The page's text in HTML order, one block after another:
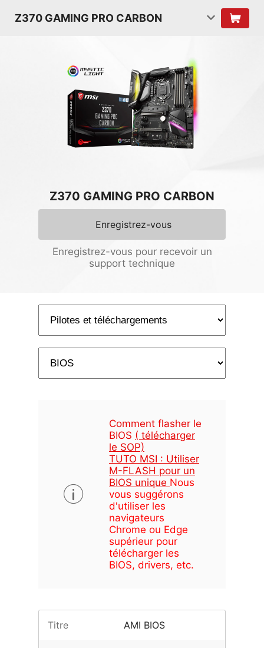
Z370 GAMING PRO CARBON
Z370 GAMING PRO CARBON
Enregistrez-vous
Enregistrez-vous pour recevoir un
support technique
Comment flasher le
BIOS ( télécharger
le SOP)
TUTO MSI : Utiliser
M-FLASH pour un
BIOS unique Nous
vous suggérons
d'utiliser les
navigateurs
Chrome ou Edge
supérieur pour
télécharger les
BIOS, drivers, etc.
Titre AMI BIOS